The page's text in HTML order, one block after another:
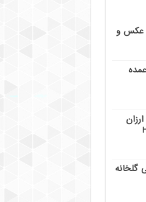
عکس و
گلخانه